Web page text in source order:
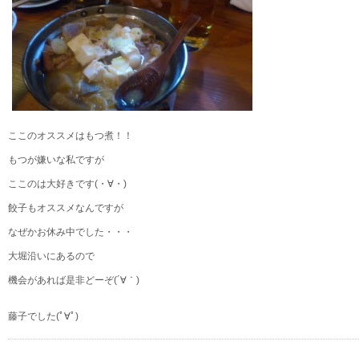
ここのオススメはもつ煮！！
もつが嫌いな私ですが
ここのは大好きです(・∀・)
餃子もオススメなんですが
なぜかお休み中でした・・・
大堀沿いにあるので
機会があれば是非どーぞ(´∀｀)
藤子でした(ﾟ∀ﾟ)